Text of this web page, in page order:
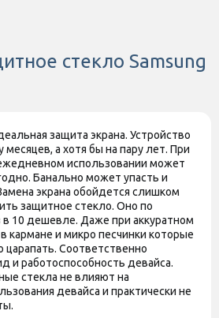
стекло Samsung
защита экрана. Устройство
месяцев, а хотя бы на пару лет. При
использовании может
Банально может упасть и
экрана обойдется слишком
защитное стекло. Оно по
в 10 дешевле. Даже при аккуратном
кармане и микро песчинки которые
царапать. Соответственно
и работоспособность девайса.
стекла не влияют на
девайса и практически не